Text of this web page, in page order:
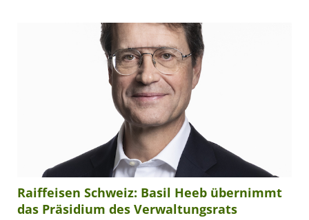
Raiffeisen Schweiz: Basil Heeb übernimmt
das Präsidium des Verwaltungsrats